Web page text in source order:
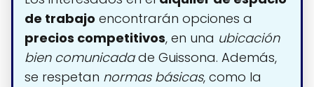
de trabajo encontrarán opciones a
precios competitivos, en una ubicación
bien comunicadade Guissona. Además,
se respetan normas básicas, como la